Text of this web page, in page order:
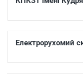
Електрорухомий